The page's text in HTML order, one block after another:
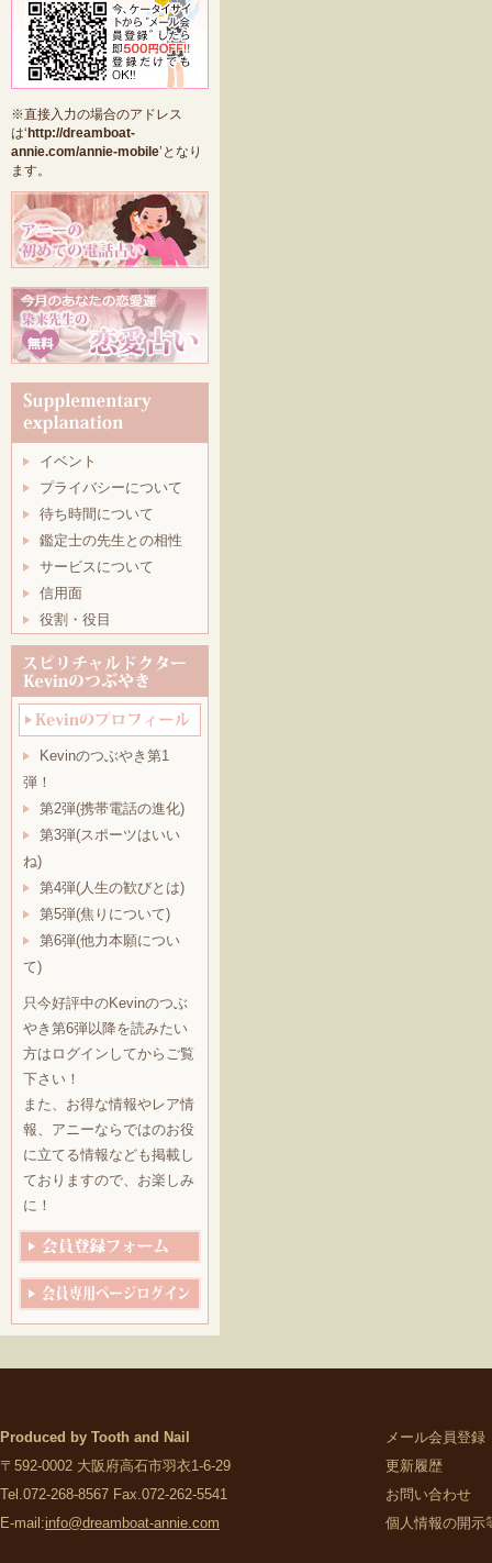
※直接入力の場合のアドレス
は‘ http://dreamboat-
annie.com/annie-mobile’となり
ます。
イベント
プライバシーについて
待ち時間について
鑑定士の先生との相性
サービスについて
信用面
役割・役目
Kevinのつぶやき第1
弾！
第2弾(携帯電話の進化)
第3弾(スポーツはいい
ね)
第4弾(人生の歓びとは)
第5弾(焦りについて)
第6弾(他力本願につい
て)
只今好評中のKevinのつぶ
やき第6弾以降を読みたい
方はログインしてからご覧
下さい！
また、お得な情報やレア情
報、アニーならではのお役
に立てる情報なども掲載し
ておりますので、お楽しみ
に！
Produced by Tooth and Nail
〒592-0002 大阪府高石市羽衣1-6-29
Tel.072-268-8567 Fax.072-262-5541
E-mail:info@dreamboat-annie.com
メール会員登録
更新履歴
お問い合わせ
個人情報の開示